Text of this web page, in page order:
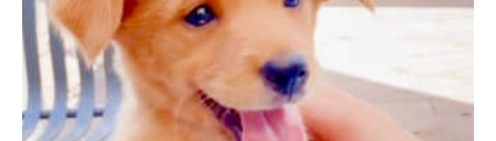
アプリをダウンロードする